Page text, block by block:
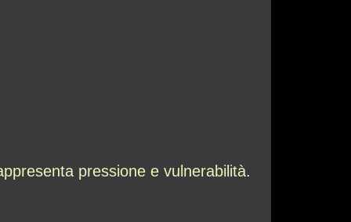
pressione e vulnerabilità.